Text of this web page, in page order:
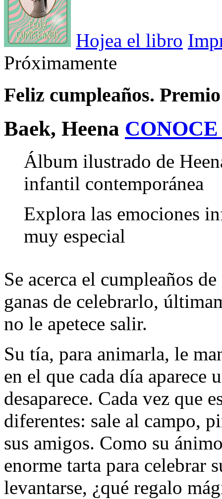
Hojea el libro
Próximamente
Feliz cumpleaños.
Baek, Heena
Álbum ilustrado de
infantil contemporánea
Explora las emociones
muy especial
Se acerca el cumpleaños
ganas de celebrarlo,
no le apetece salir.
Su tía, para animarla, le
en el que cada día aparece
desaparece. Cada vez que
diferentes: sale al campo,
sus amigos. Como su
enorme tarta para celebrar
levantarse, ¿qué regalo